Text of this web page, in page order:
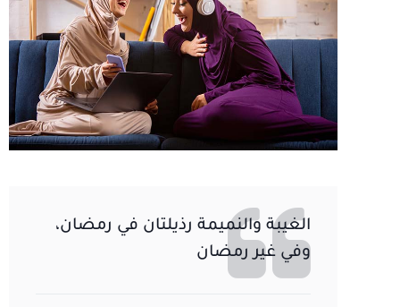
الغيبة والنميمة رذيلتان في رمضان،
وفي غير رمضان